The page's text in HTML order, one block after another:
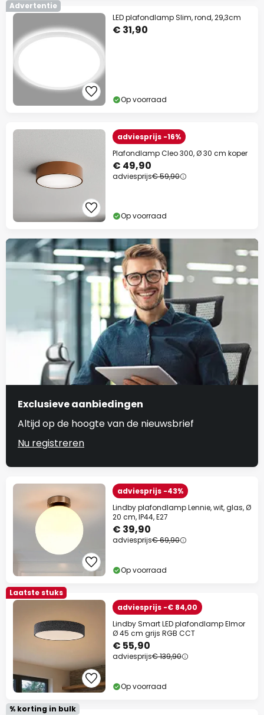
Advertentie
LED plafondlamp Slim, rond, 29,3cm
€ 31,90
Op voorraad
adviesprijs -16%
Plafondlamp Cleo 300, Ø 30 cm koper
€ 49,90
adviesprijs€ 59,90
Op voorraad
Exclusieve aanbiedingen
Altijd op de hoogte van de nieuwsbrief
Nu registreren
adviesprijs -43%
Lindby plafondlamp Lennie, wit, glas, Ø
20 cm, IP44, E27
€ 39,90
adviesprijs€ 69,90
Op voorraad
Laatste stuks
adviesprijs -€ 84,00
Lindby Smart LED plafondlamp Elmor
Ø 45 cm grijs RGB CCT
€ 55,90
adviesprijs€ 139,90
Op voorraad
% korting in bulk